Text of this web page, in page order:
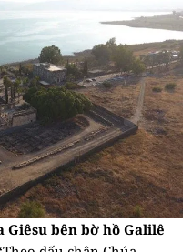
Giêsu bên bờ hồ Galilê